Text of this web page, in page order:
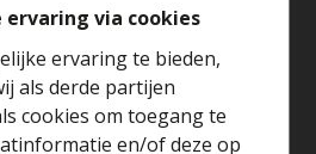
ervaring via cookies
ervaring te bieden,
als derde partijen
cookies om toegang te
en/of deze op